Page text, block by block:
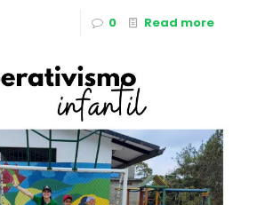
0 Read more